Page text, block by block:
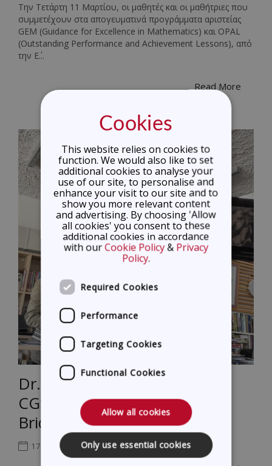
Την Τετάρτη 11 Μαρτίου, οι μαθητές και οι μαθήτριες που
συμμετέχουν στα απογευματινά προγράμματα αριστείας
GEM (Guidance for Excellence in Mathematics) και OPAL
(Outstanding Performance and Achievement Lessons), από
την Ε΄...
Read More
Dr. Polina Sapouna Ellis Visits
CGS as Part of the “Cultural
Bridges” CAS Project
17 Μαρτίου 2026
Cookies
This website relies on cookies to
function. We would also like to set
additional cookies to analyse your
use of our site, to personalise and
enhance your visit to our site and to
show you more relevant content
and advertising. By choosing 'Allow
all cookies' you consent to these
additional cookies in accordance
with ourCookie Policy& Privacy
Policy.
Required Cookies
Performance
Targeting Cookies
Functional Cookies
Allow all cookies
Only use essential cookies